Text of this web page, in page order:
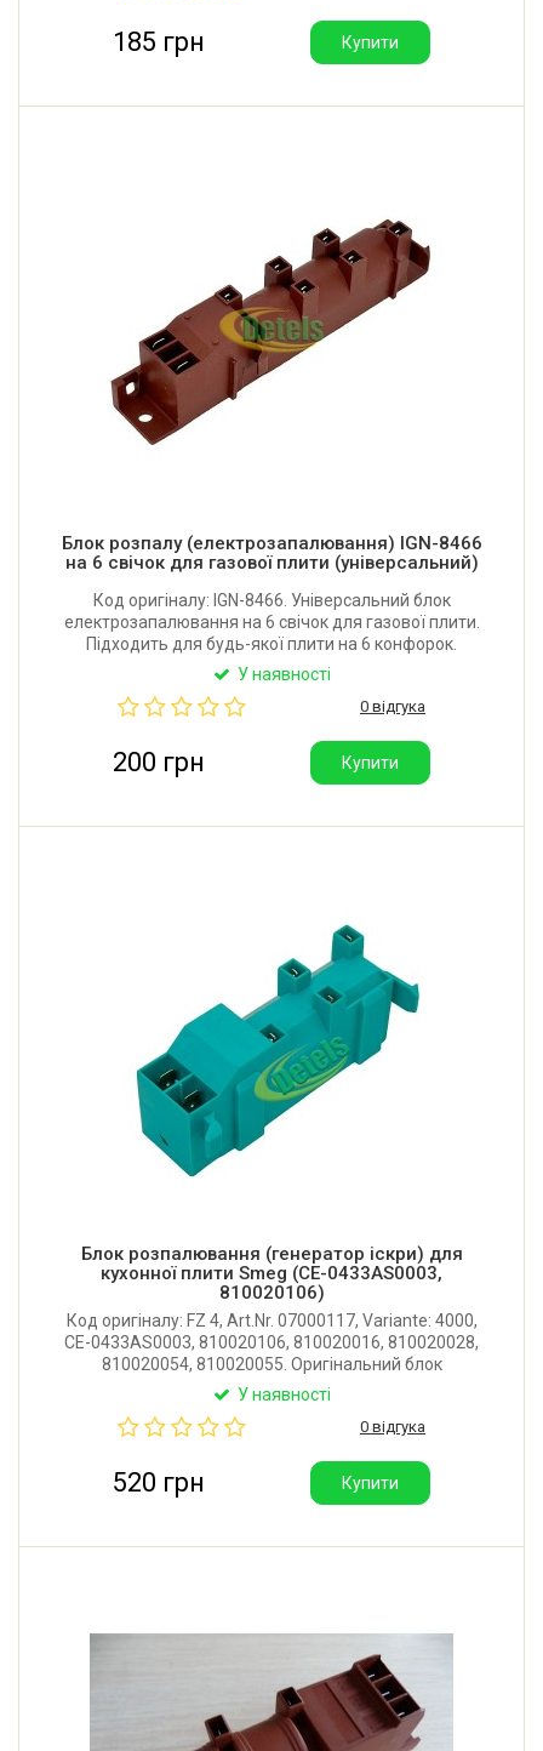
185 грн Купити
Блок розпалу (електрозапалювання) IGN-8466
на 6 свічок для газової плити (універсальний)
Код оригіналу: IGN-8466. Універсальний блок
електрозапалювання на 6 свічок для газової плити.
Підходить для будь-якої плити на 6 конфорок.
Передбачено 2 види кріплення (за допомогою
У наявності
0 відгука
200 грн Купити
Блок розпалювання (генератор іскри) для
кухонної плити Smeg (CE-0433AS0003,
810020106)
Код оригіналу: FZ 4, Art.Nr. 07000117, Variante: 4000,
CE-0433AS0003, 810020106, 810020016, 810020028,
810020054, 810020055. Оригінальний блок
розпалювання конфорок для газової плити Smeg.
Anstoss Electric Co., LTD.
У наявності
0 відгука
520 грн Купити